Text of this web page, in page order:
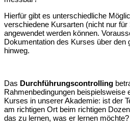
Hierfür gibt es unterschiedliche
verschiedene Kursarten (nicht nur für
angewendet werden können.
Dokumentation des Kurses über den
hinweg.
Das Durchführungscontrolling
Rahmenbedingungen beispielsweise
Kurses in unserer Akademie: ist der
am richtigen Ort beim richtigen
das zu lernen, was er lernen möchte?